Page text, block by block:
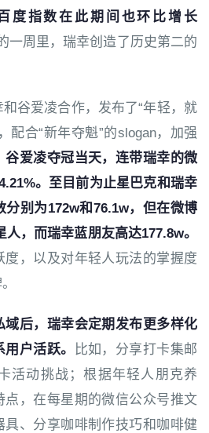
度指数在此期间也环比增长
一周里，瑞幸创造了历史第二的
谷爱凌合作，发布了“年轻，就
配合“新年夺魁”的slogan，加强
谷爱凌夺冠当天，连带瑞幸的微
。至目前为止星巴克和瑞幸
分别为172w和76.1w，但在微博
，而瑞幸蓝朋友高达177.8w。
，以及对年轻人玩法的掌握度
域后，瑞幸会定期发布更多样化
户活跃。
比如，分享打卡集邮
活动挑战；根据年轻人朋克养
点，在每星期的微信公众号推文
具、分享咖啡制作技巧和咖啡健